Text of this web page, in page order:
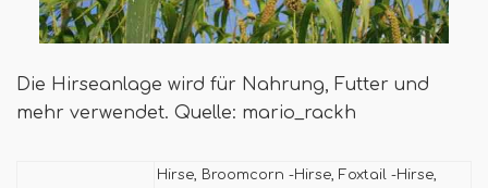
Die Hirseanlage wird für Nahrung, Futter und
mehr verwendet. Quelle: mario_rackh
Hirse, Broomcorn -Hirse, Foxtail -Hirse,